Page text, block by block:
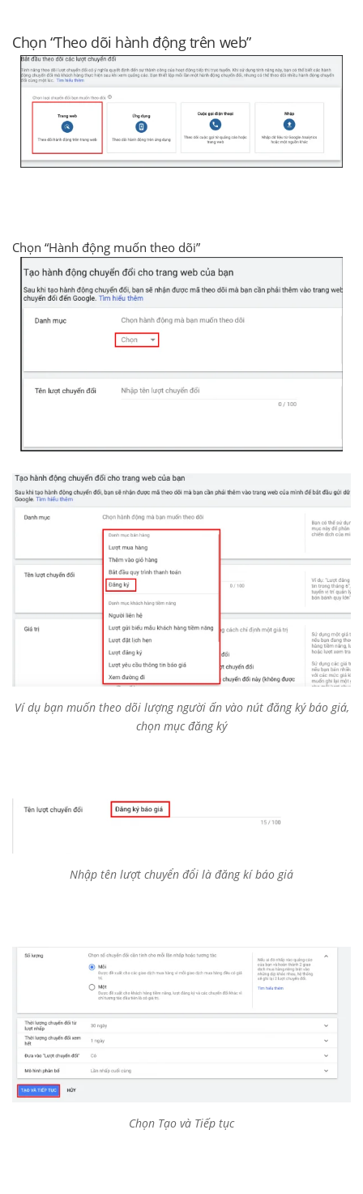
Chọn “Theo dõi hành động trên web”
Chọn “Hành động muốn theo dõi”
Ví dụ bạn muốn theo dõi lượng người ấn vào nút đăng ký báo giá,
chọn mục đăng ký
Nhập tên lượt chuyển đổi là đăng kí báo giá
Chọn Tạo và Tiếp tục